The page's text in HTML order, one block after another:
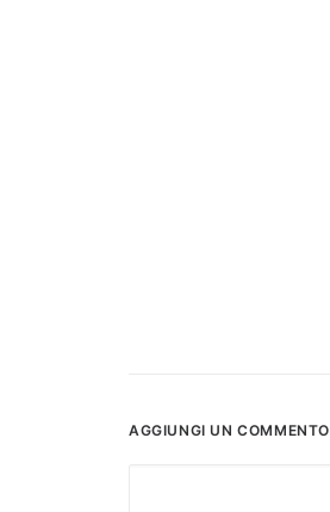
AGGIUNGI UN COMMENTO